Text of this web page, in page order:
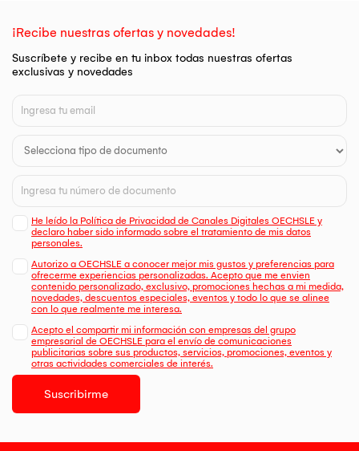
¡Recibe nuestras ofertas y novedades!
Suscríbete y recibe en tu inbox todas nuestras ofertas
exclusivas y novedades
He leído la Política de Privacidad de Canales Digitales OECHSLE y
declaro haber sido informado sobre el tratamiento de mis datos
personales.
Autorizo a OECHSLE a conocer mejor mis gustos y preferencias para
ofrecerme experiencias personalizadas. Acepto que me envien
contenido personalizado, exclusivo, promociones hechas a mi medida,
novedades, descuentos especiales, eventos y todo lo que se alinee
con lo que realmente me interesa.
Acepto el compartir mi información con empresas del grupo
empresarial de OECHSLE para el envío de comunicaciones
publicitarias sobre sus productos, servicios, promociones, eventos y
otras actividades comerciales de interés.
Suscribirme